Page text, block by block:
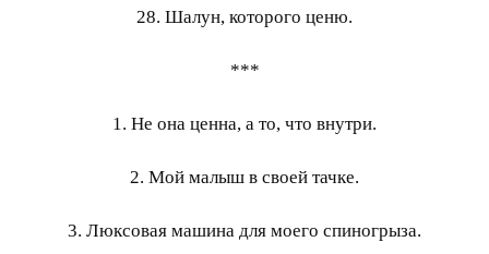
28. Шалун, которого ценю.
***
1. Не она ценна, а то, что внутри.
2. Мой малыш в своей тачке.
3. Люксовая машина для моего спиногрыза.